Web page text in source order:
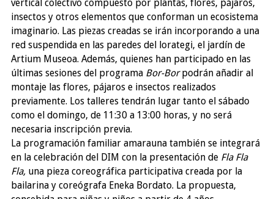
vertical colectivo compuesto por plantas, flores, pájaros,
insectos y otros elementos que conforman un ecosistema
imaginario. Las piezas creadas se irán incorporando a una
red suspendida en las paredes del lorategi, el jardín de
Artium Museoa. Además, quienes han participado en las
últimas sesiones del programaBor-Borpodrán añadir al
montaje las flores, pájaros e insectos realizados
previamente. Los talleres tendrán lugar tanto el sábado
como el domingo, de 11:30 a 13:00 horas, y no será
necesaria inscripción previa.
La programación familiar amarauna también se integrará
en la celebración del DIM con la presentación de Fla Fla
Fla,una pieza coreográfica participativa creada por la
bailarina y coreógrafa Eneka Bordato. La propuesta,